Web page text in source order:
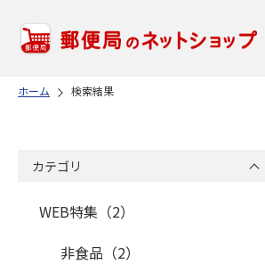
ホーム 検索結果
カテゴリ
WEB特集（2）
非食品（2）